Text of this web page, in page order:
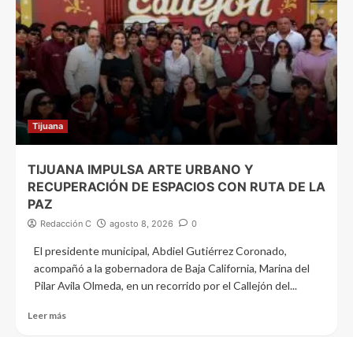
Tijuana
TIJUANA IMPULSA ARTE URBANO Y
RECUPERACIÓN DE ESPACIOS CON RUTA DE LA
PAZ
Redacción C agosto 8, 2026 0
El presidente municipal, Abdiel Gutiérrez Coronado,
acompañó a la gobernadora de Baja California, Marina del
Pilar Avila Olmeda, en un recorrido por el Callejón del...
Leer más